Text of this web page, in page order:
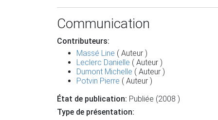
Communication
Contributeurs:
Massé Line ( Auteur )
Leclerc Danielle ( Auteur )
Dumont Michelle ( Auteur )
Potvin Pierre ( Auteur )
État de publication: Publiée (2008 )
Type de présentation: